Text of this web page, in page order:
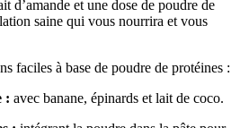
d’amande et une dose de poudre de
saine qui vous nourrira et vous
faciles à base de poudre de protéines :
: avec banane, épinards et lait de coco.